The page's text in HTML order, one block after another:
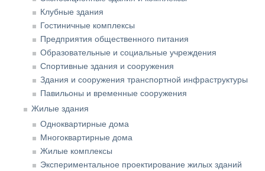
Клубные здания
Гостиничные комплексы
Предприятия общественного питания
Образовательные и социальные учреждения
Спортивные здания и сооружения
Здания и сооружения транспортной инфраструктуры
Павильоны и временные сооружения
Жилые здания
Одноквартирные дома
Многоквартирные дома
Жилые комплексы
Экспериментальное проектирование жилых зданий